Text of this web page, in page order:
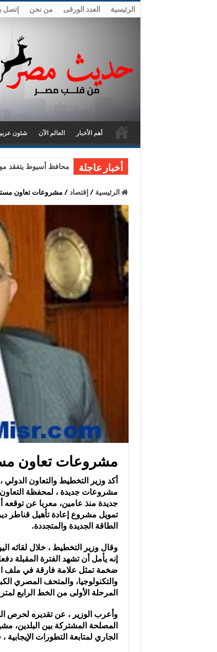
الرئيسية العدد الورقى من نحن إتصل
أهم الأخبار العالم الآن شئون
أخبار عاجلة محافظ أسيوط يتفقد
الرئيسية / إقتصاد/ مشروعات تعاون
مشروعات تعاون
أكد وزير التخطيط والتعاون
مشروعات جديدة ، لمحفظة التعاون
جديدة منذ عامين، معربا عن توقعه
تمويل مشروع إعادة تأهيل قناطر
الطاقة الجديدة والمتجددة.
وقال وزير التخطيط ، خلال لقائه
إنه يأمل أن تشهد الفترة المقبلة
ضخمة تمثل علامة فارقة في ملف
والتكنولوجيا، والمتحف المصري
المرحلة الأولى من الخط الرابع
وأعرب الوزير ، عن تقديره لحرص
المصلحة المشتركة بين البلدين،
الجاري لمتابعة التطورات